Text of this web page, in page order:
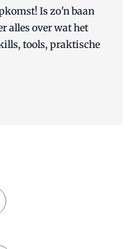
Is zo'n baan
alles over wat het
tools, praktische